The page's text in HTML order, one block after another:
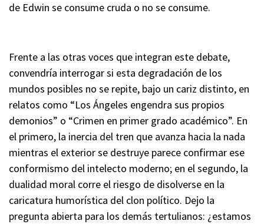
de Edwin se consume cruda o no se consume.
Frente a las otras voces que integran este debate,
convendría interrogar si esta degradación de los
mundos posibles no se repite, bajo un cariz distinto, en
relatos como “Los Ángeles engendra sus propios
demonios” o “Crimen en primer grado académico”. En
el primero, la inercia del tren que avanza hacia la nada
mientras el exterior se destruye parece confirmar ese
conformismo del intelecto moderno; en el segundo, la
dualidad moral corre el riesgo de disolverse en la
caricatura humorística del clon político. Dejo la
pregunta abierta para los demás tertulianos: ¿estamos